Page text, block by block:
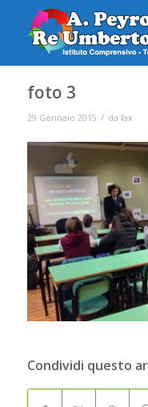
foto 3
29 Gennaio 2015 / da fax
Condividi questo